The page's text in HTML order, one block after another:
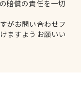
賠償の責任を一切
がお問い合わせフ
ますようお願いい